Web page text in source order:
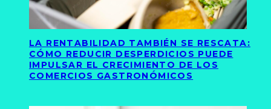
LA RENTABILIDAD TAMBIÉN SE RESCATA:
CÓMO REDUCIR DESPERDICIOS PUEDE
IMPULSAR EL CRECIMIENTO DE LOS
COMERCIOS GASTRONÓMICOS